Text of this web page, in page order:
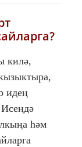
килә,
идең
һәм